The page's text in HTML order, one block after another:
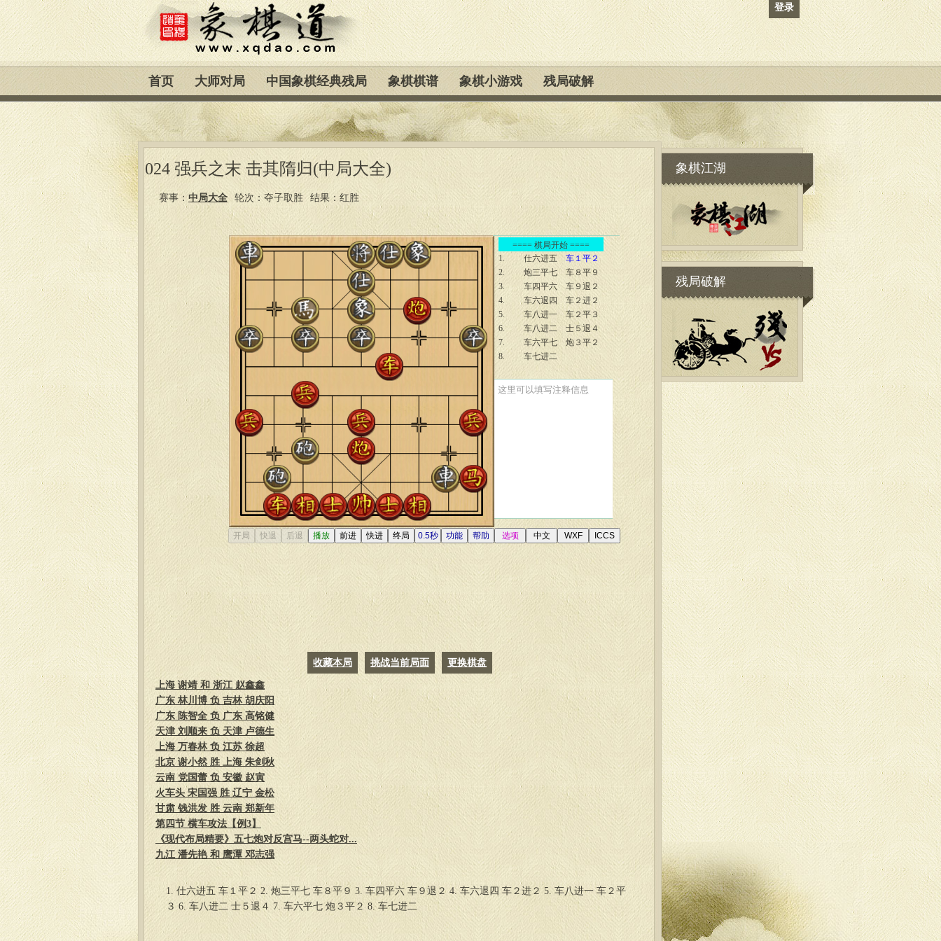
登录
首页 大师对局 中国象棋经典残局 象棋棋谱 象棋小游戏 残局破解
024 强兵之末 击其隋归(中局大全)
赛事：中局大全 轮次：夺子取胜 结果：红胜
==== 棋局开始 ====
1.
仕六进五
车１平２
2.
炮三平七
车８平９
3.
车四平六
车９退２
4.
车六退四
车２进２
5.
车八进一
车２平３
6.
车八进二
士５退４
7.
车六平七
炮３平２
8.
车七进二
这里可以填写注释信息
收藏本局 挑战当前局面 更换棋盘
上海 谢靖 和 浙江 赵鑫鑫
广东 林川博 负 吉林 胡庆阳
广东 陈智全 负 广东 高铭健
天津 刘顺来 负 天津 卢德生
上海 万春林 负 江苏 徐超
北京 谢小然 胜 上海 朱剑秋
云南 党国蕾 负 安徽 赵寅
火车头 宋国强 胜 辽宁 金松
甘肃 钱洪发 胜 云南 郑新年
第四节 横车攻法【例3】
《现代布局精要》五七炮对反宫马--两头蛇对...
九江 潘先艳 和 鹰潭 邓志强
1. 仕六进五 车１平２ 2. 炮三平七 车８平９ 3. 车四平六 车９退２ 4. 车六退四 车２进２ 5. 车八进一 车２平
３ 6. 车八进二 士５退４ 7. 车六平七 炮３平２ 8. 车七进二
象棋江湖
残局破解